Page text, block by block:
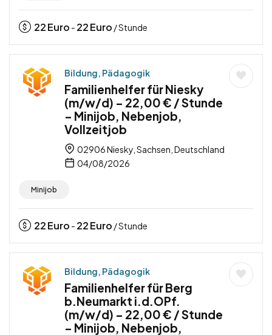
22Euro - 22Euro / Stunde
Bildung, Pädagogik
Familienhelfer für Niesky
(m/w/d) – 22,00 € / Stunde
– Minijob, Nebenjob,
Vollzeitjob
02906 Niesky, Sachsen, Deutschland
04/08/2026
Minijob
22Euro - 22Euro / Stunde
Bildung, Pädagogik
Familienhelfer für Berg
b.Neumarkt i.d.OPf.
(m/w/d) – 22,00 € / Stunde
– Minijob, Nebenjob,